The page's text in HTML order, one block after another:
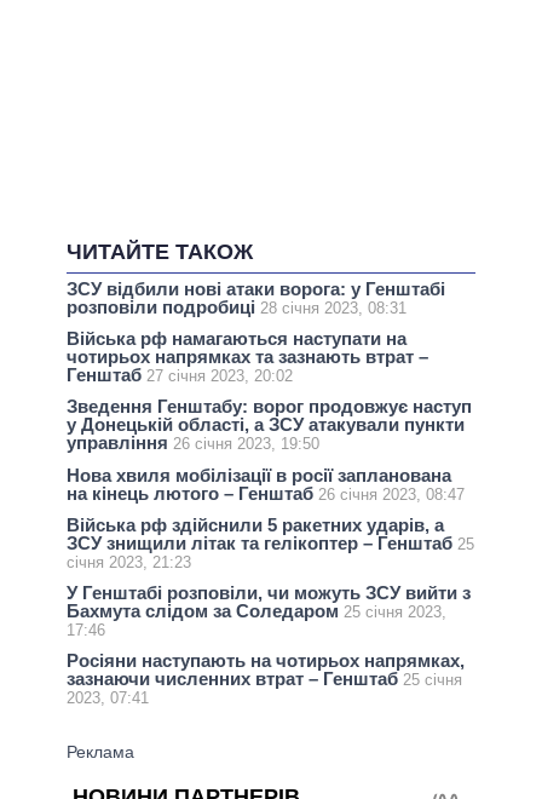
ЧИТАЙТЕ ТАКОЖ
ЗСУ відбили нові атаки ворога: у Генштабі
розповіли подробиці 28 січня 2023, 08:31
Війська рф намагаються наступати на
чотирьох напрямках та зазнають втрат –
Генштаб 27 січня 2023, 20:02
Зведення Генштабу: ворог продовжує наступ
у Донецькій області, а ЗСУ атакували пункти
управління 26 січня 2023, 19:50
Нова хвиля мобілізації в росії запланована
на кінець лютого – Генштаб 26 січня 2023, 08:47
Війська рф здійснили 5 ракетних ударів, а
ЗСУ знищили літак та гелікоптер – Генштаб 25
січня 2023, 21:23
У Генштабі розповіли, чи можуть ЗСУ вийти з
Бахмута слідом за Соледаром 25 січня 2023,
17:46
Росіяни наступають на чотирьох напрямках,
зазнаючи численних втрат – Генштаб 25 січня
2023, 07:41